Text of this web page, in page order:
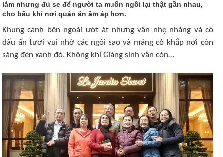
lắm nhưng đủ se để người ta muốn ngồi lại thật gần nhau,
cho bầu khí nơi quán ăn ấm áp hơn.
Khung cảnh bên ngoài ướt át nhưng vẫn nhẹ nhàng và có
dấu ấn tươi vui nhờ các ngôi sao và máng cỏ khắp nơi còn
sáng đèn xanh đỏ. Không khí Giáng sinh vẫn còn…